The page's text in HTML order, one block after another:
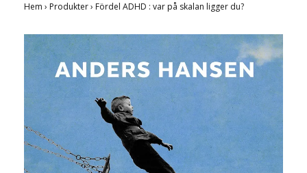
Hem › Produkter› Fördel ADHD : var på skalan ligger du?